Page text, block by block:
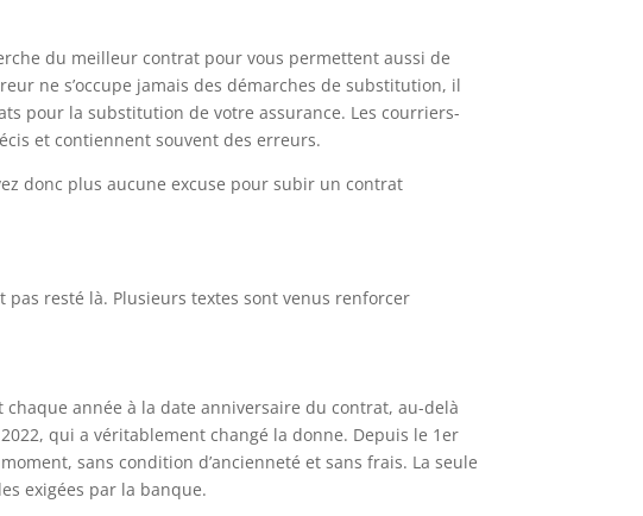
du meilleur contrat pour vous permettent aussi de
ne s’occupe jamais des démarches de substitution, il
pour la substitution de votre assurance. Les courriers-
et contiennent souvent des erreurs.
donc plus aucune excuse pour subir un contrat
pas resté là. Plusieurs textes sont venus renforcer
année à la date anniversaire du contrat, au-delà
qui a véritablement changé la donne. Depuis le 1er
sans condition d’ancienneté et sans frais. La seule
exigées par la banque.